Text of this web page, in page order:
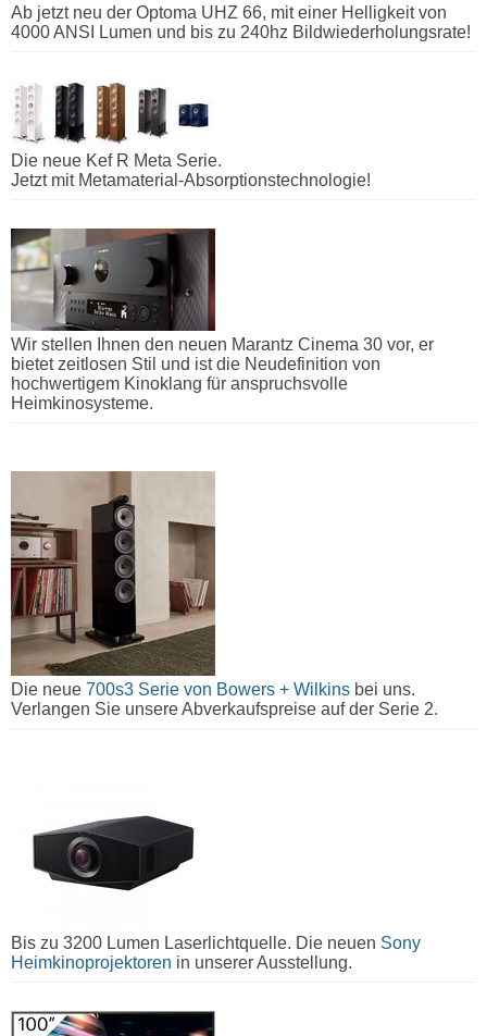
Ab jetzt neu der Optoma UHZ 66, mit einer Helligkeit von
4000 ANSI Lumen und bis zu 240hz Bildwiederholungsrate!
Die neue Kef R Meta Serie.
Jetzt mit Metamaterial-Absorptionstechnologie!
Wir stellen Ihnen den neuen Marantz Cinema 30 vor, er
bietet zeitlosen Stil und ist die Neudefinition von
hochwertigem Kinoklang für anspruchsvolle
Heimkinosysteme.
Die neue 700s3 Serie von Bowers + Wilkins bei uns.
Verlangen Sie unsere Abverkaufspreise auf der Serie 2.
Bis zu 3200 Lumen Laserlichtquelle. Die neuen Sony
Heimkinoprojektoren in unserer Ausstellung.